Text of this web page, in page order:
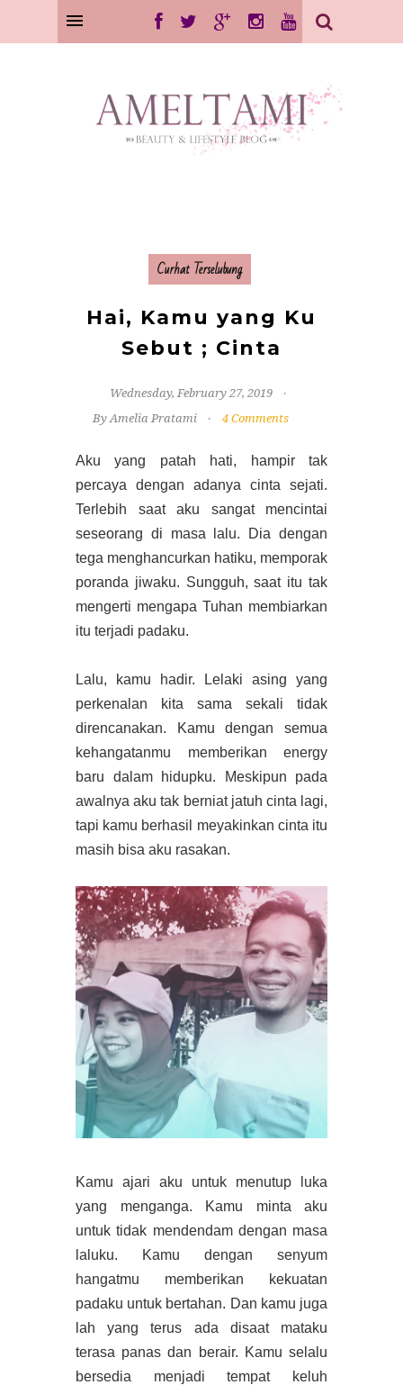
Curhat Terselubung
Hai, Kamu yang Ku
Sebut ; Cinta
Wednesday, February 27, 2019
By Amelia Pratami
4 Comments
Aku yang patah hati, hampir tak
percaya dengan adanya cinta sejati.
Terlebih saat aku sangat mencintai
seseorang di masa lalu. Dia dengan
tega menghancurkan hatiku, memporak
poranda jiwaku. Sungguh, saat itu tak
mengerti mengapa Tuhan membiarkan
itu terjadi padaku.
Lalu, kamu hadir. Lelaki asing yang
perkenalan kita sama sekali tidak
direncanakan. Kamu dengan semua
kehangatanmu memberikan energy
baru dalam hidupku. Meskipun pada
awalnya aku tak berniat jatuh cinta lagi,
tapi kamu berhasil meyakinkan cinta itu
masih bisa aku rasakan.
Kamu ajari aku untuk menutup luka
yang menganga. Kamu minta aku
untuk tidak mendendam dengan masa
laluku. Kamu dengan senyum
hangatmu memberikan kekuatan
padaku untuk bertahan. Dan kamu juga
lah yang terus ada disaat mataku
terasa panas dan berair. Kamu selalu
bersedia menjadi tempat keluh